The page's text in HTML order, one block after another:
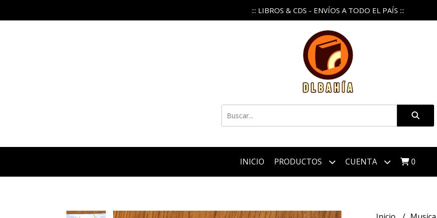
::: LIBROS & CDS - ENVÍOS A TODO EL PAÍS :::
INICIO PRODUCTOS CUENTA 0